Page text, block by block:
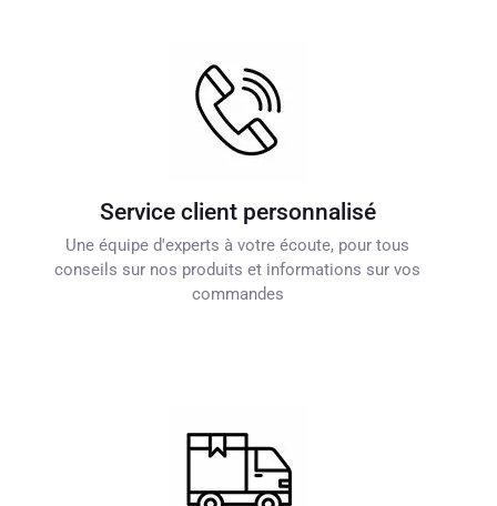
Service client personnalisé
Une équipe d'experts à votre écoute, pour tous
conseils sur nos produits et informations sur vos
commandes